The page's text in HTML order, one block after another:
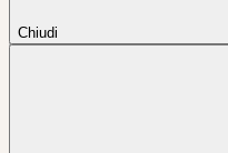
Chiudi